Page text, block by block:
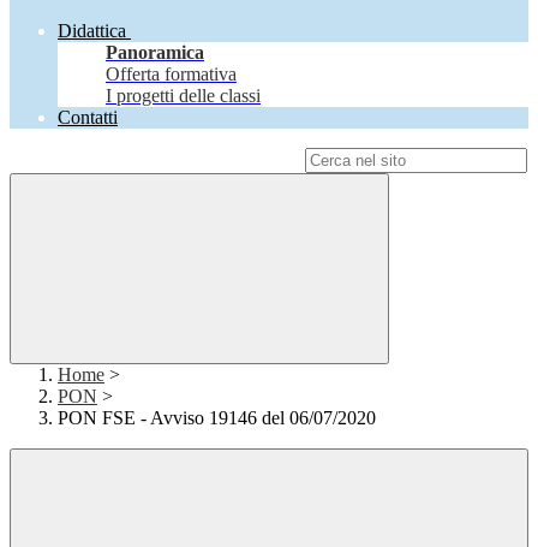
Didattica
Panoramica
Offerta formativa
I progetti delle classi
Contatti
Home >
PON >
PON FSE - Avviso 19146 del 06/07/2020